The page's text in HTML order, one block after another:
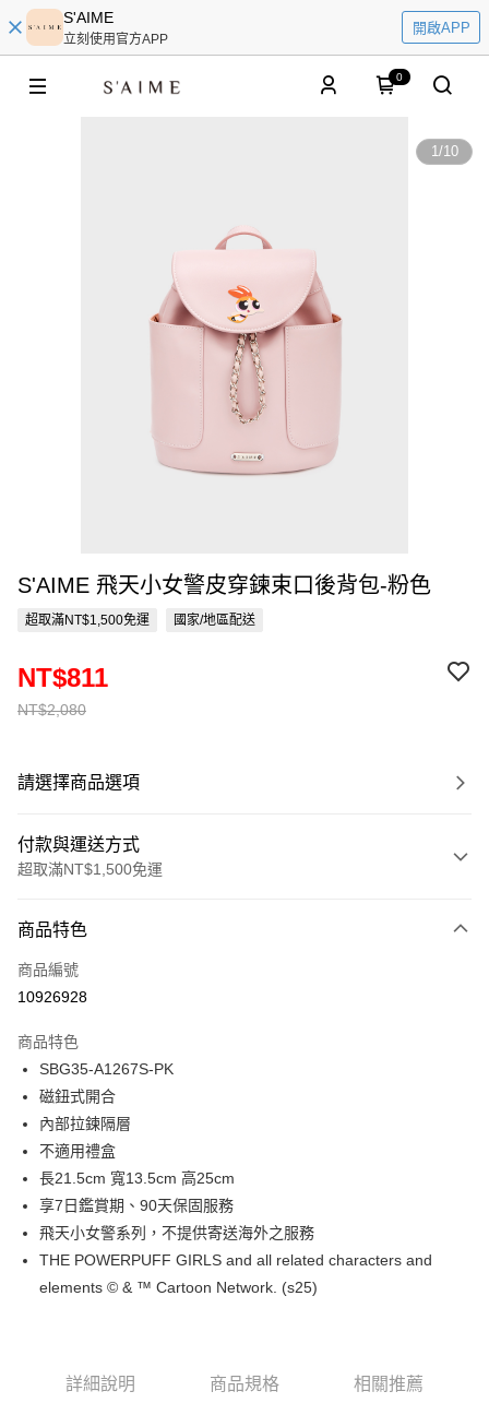
S'AIME
立刻使用官方APP
開啟APP
0
1/10
S'AIME 飛天小女警皮穿鍊束口後背包-粉色
超取滿NT$1,500免運 國家/地區配送
NT$2,080
NT$811
請選擇商品選項
付款與運送方式
超取滿NT$1,500免運
信用卡一次付款
超商取貨付款
Apple Pay
街口支付
悠遊付
Google Pay
大哥付你分期
相關說明
1.本服務由台灣大哥大提供，台灣大哥大用戶可立即使用無須另外申請。
3.實際核准額度、可分期數及費用金額請依後續交易確認頁面所載為準。
4.訂單成立30分鐘內，如未前往確認交易或遇審核未通過，訂單將自動取
每筆NT$80，滿NT$1,500(含以上)免運費
商品特色
商品編號
10926928
商品特色
SBG35-A1267S-PK
磁鈕式開合
內部拉鍊隔層
不適用禮盒
長21.5cm 寬13.5cm 高25cm
享7日鑑賞期、90天保固服務
飛天小女警系列，不提供寄送海外之服務
THE POWERPUFF GIRLS and all related characters and
elements © & ™ Cartoon Network. (s25)
詳細說明 商品規格 相關推薦